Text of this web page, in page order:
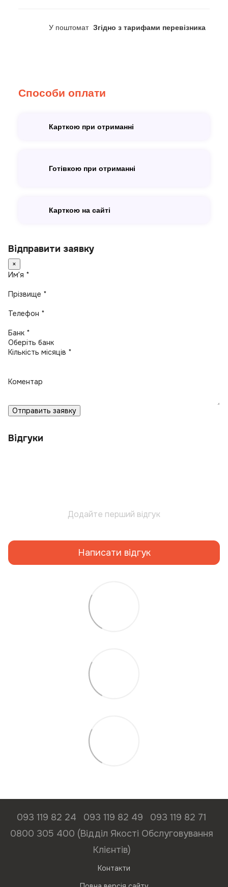
У поштомат Згідно з тарифами перевізника
Способи оплати
Карткою при отриманні
Готівкою при отриманні
Карткою на сайті
Відправити заявку
×
Имʼя *
Прізвище *
Телефон *
Банк *
Кількість місяців *
Коментар
Отправить заявку
Відгуки
Додайте перший відгук
Написати відгук
093 119 82 24 093 119 82 49
093 119 82 71
0800 305 400 (Відділ Якості Обслуговування
Клієнтів)
Контакти